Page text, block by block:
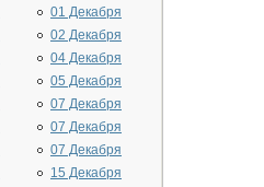
01 Декабря
02 Декабря
04 Декабря
05 Декабря
07 Декабря
07 Декабря
07 Декабря
15 Декабря